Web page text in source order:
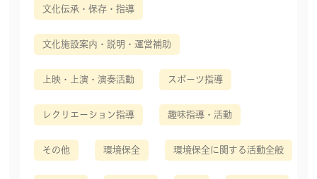
文化伝承・保存・指導
文化施設案内・説明・運営補助
上映・上演・演奏活動 スポーツ指導
レクリエーション指導 趣味指導・活動
その他 環境保全 環境保全に関する活動全般